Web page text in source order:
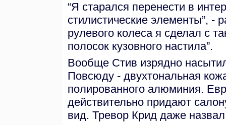
“Я старался перенести в
стилистические элементы”, -
рулевого колеса я сделал с
полосок кузовного настила”.
Вообще Стив изрядно
Повсюду - двухтональная
полированного алюминия.
действительно придают
вид. Тревор Крид даже назвал